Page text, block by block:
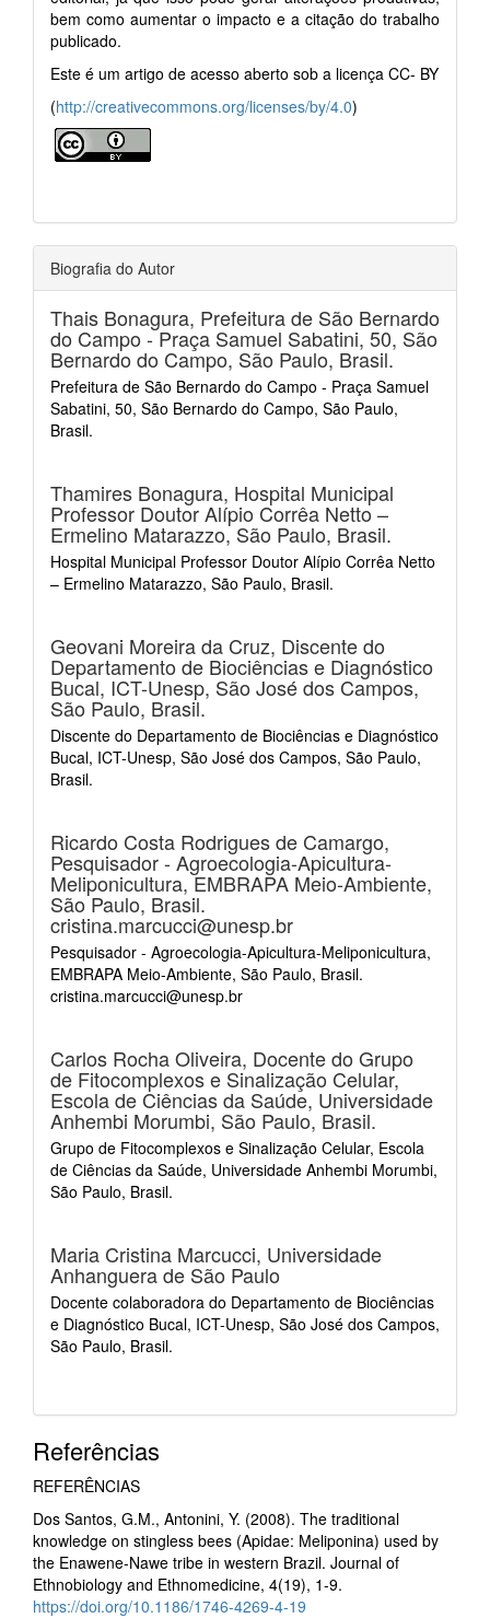
bem como aumentar o impacto e a citação do trabalho
publicado.
Este é um artigo de acesso aberto sob a licença CC- BY
(http://creativecommons.org/licenses/by/4.0)
Biografia do Autor
Thais Bonagura, Prefeitura de São Bernardo
do Campo - Praça Samuel Sabatini, 50, São
Bernardo do Campo, São Paulo, Brasil.
Prefeitura de São Bernardo do Campo - Praça Samuel
Sabatini, 50, São Bernardo do Campo, São Paulo,
Brasil.
Thamires Bonagura, Hospital Municipal
Professor Doutor Alípio Corrêa Netto –
Ermelino Matarazzo, São Paulo, Brasil.
Hospital Municipal Professor Doutor Alípio Corrêa Netto
– Ermelino Matarazzo, São Paulo, Brasil.
Geovani Moreira da Cruz, Discente do
Departamento de Biociências e Diagnóstico
Bucal, ICT-Unesp, São José dos Campos,
São Paulo, Brasil.
Discente do Departamento de Biociências e Diagnóstico
Bucal, ICT-Unesp, São José dos Campos, São Paulo,
Brasil.
Ricardo Costa Rodrigues de Camargo,
Pesquisador - Agroecologia-Apicultura-
Meliponicultura, EMBRAPA Meio-Ambiente,
São Paulo, Brasil.
cristina.marcucci@unesp.br
Pesquisador - Agroecologia-Apicultura-Meliponicultura,
EMBRAPA Meio-Ambiente, São Paulo, Brasil.
cristina.marcucci@unesp.br
Carlos Rocha Oliveira, Docente do Grupo
de Fitocomplexos e Sinalização Celular,
Escola de Ciências da Saúde, Universidade
Anhembi Morumbi, São Paulo, Brasil.
Grupo de Fitocomplexos e Sinalização Celular, Escola
de Ciências da Saúde, Universidade Anhembi Morumbi,
São Paulo, Brasil.
Maria Cristina Marcucci, Universidade
Anhanguera de São Paulo
Docente colaboradora do Departamento de Biociências
e Diagnóstico Bucal, ICT-Unesp, São José dos Campos,
São Paulo, Brasil.
Referências
REFERÊNCIAS
Dos Santos, G.M., Antonini, Y. (2008). The traditional
knowledge on stingless bees (Apidae: Meliponina) used by
the Enawene-Nawe tribe in western Brazil. Journal of
Ethnobiology and Ethnomedicine, 4(19), 1-9.
https://doi.org/10.1186/1746-4269-4-19